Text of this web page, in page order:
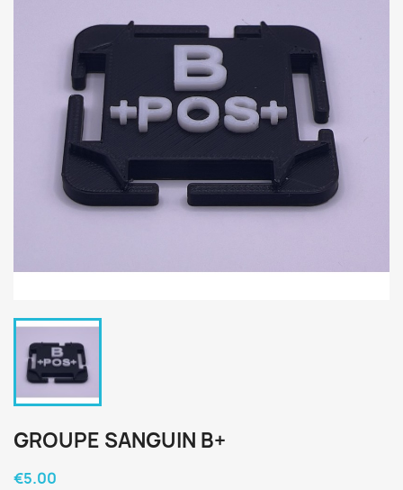
GROUPE SANGUIN B+
€5.00